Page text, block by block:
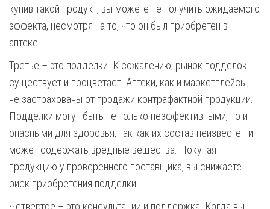
купив такой продукт, вы можете не получить ожидаемого
эффекта, несмотря на то, что он был приобретен в
аптеке.
Третье – это подделки. К сожалению, рынок подделок
существует и процветает. Аптеки, как и маркетплейсы,
не застрахованы от продажи контрафактной продукции.
Подделки могут быть не только неэффективными, но и
опасными для здоровья, так как их состав неизвестен и
может содержать вредные вещества. Покупая
продукцию у проверенного поставщика, вы снижаете
риск приобретения подделки.
Четвертое – это консультации и поддержка. Когда вы